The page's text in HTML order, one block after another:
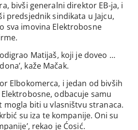
bivši generalni direktor EB-ja, i
predsjednik sindikata u Jajcu,
sva imovina Elektrobosne
Matijaš, koji je doveo …
kaže Mačak.
Elbokomerca, i jedan od bivših
odbacuje samu
mogla biti u vlasništvu stranaca.
su iza te kompanije. Oni su
rekao je Ćosić.